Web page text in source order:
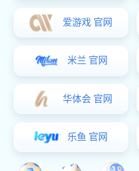
工业区5路 2栋，由当初的2台
分公司现有厂房面积16000平
总公司及分公司现有职工500
总公司及分公司设备：日
MC)电脑高端车铣复合机280
加工中心70台；附属厂：国产